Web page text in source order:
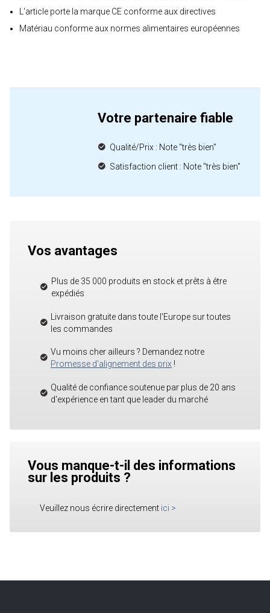
L'article porte la marque CE conforme aux directives
Matériau conforme aux normes alimentaires européennes
Votre partenaire fiable
Qualité/Prix : Note "très bien"
Satisfaction client : Note "très bien"
Vos avantages
Plus de 35 000 produits en stock et prêts à être
expédiés
Livraison gratuite dans toute l'Europe sur toutes
les commandes
Vu moins cher ailleurs ? Demandez notre
Promesse d'alignement des prix !
Qualité de confiance soutenue par plus de 20 ans
d'expérience en tant que leader du marché
Vous manque-t-il des informations
sur les produits ?
Veuillez nous écrire directement ici >